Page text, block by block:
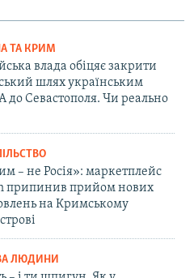
ТА КРИМ
влада обіцяє закрити
шлях українським
до Севастополя. Чи реально
– не Росія»: маркетплейс
припинив прийом нових
на Кримському
ЛЮДИНИ